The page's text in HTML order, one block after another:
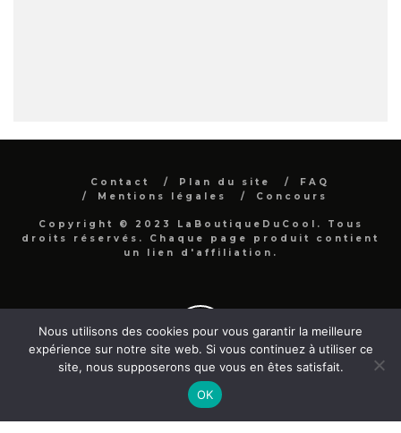
Contact Plan du site
FAQ
Mentions légales
Concours
Copyright © 2023 LaBoutiqueDuCool. Tous
droits réservés. Chaque page produit contient
un lien d'affiliation.
Nous utilisons des cookies pour vous garantir la meilleure
expérience sur notre site web. Si vous continuez à utiliser ce
site, nous supposerons que vous en êtes satisfait.
OK